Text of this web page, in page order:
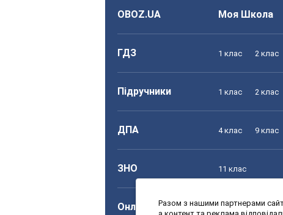
OBOZ.UA Моя Школа
ГДЗ 1 клас 2 клас
Підручники 1 клас 2 клас
ДПА 4 клас 9 клас
ЗНО 11 клас
Онлайн уроки 1 клас 2 клас
Разом з нашими партнерами